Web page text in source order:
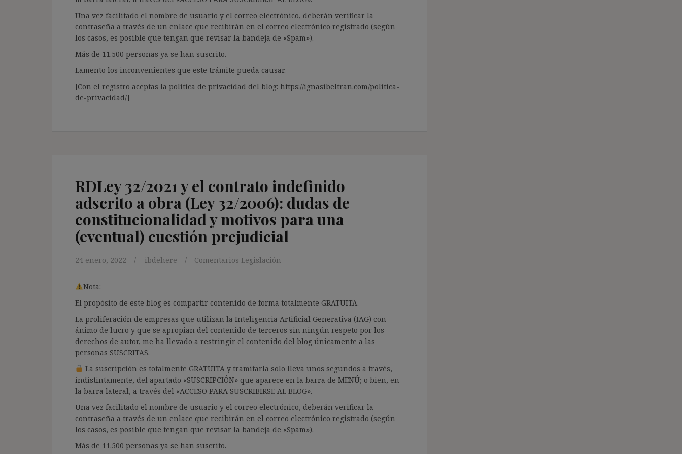
Una vez facilitado el nombre de usuario y el correo electrónico, deberán verificar la
contraseña a través de un enlace que recibirán en el correo electrónico registrado (según
los casos, es posible que tengan que revisar la bandeja de «Spam»).
Más de 11.500 personas ya se han suscrito.
Lamento los inconvenientes que este trámite pueda causar.
[Con el registro aceptas la política de privacidad del blog: https://ignasibeltran.com/politica-
de-privacidad/]
RDLey 32/2021 y el contrato indefinido
adscrito a obra (Ley 32/2006): dudas de
constitucionalidad y motivos para una
(eventual) cuestión prejudicial
24 enero, 2022 ibdehere Comentarios Legislación
Nota:
El propósito de este blog es compartir contenido de forma totalmente GRATUITA.
La proliferación de empresas que utilizan la Inteligencia Artificial Generativa (IAG) con
ánimo de lucro y que se apropian del contenido de terceros sin ningún respeto por los
derechos de autor, me ha llevado a restringir el contenido del blog únicamente a las
personas SUSCRITAS.
La suscripción es totalmente GRATUITA y tramitarla solo lleva unos segundos a través,
indistintamente, del apartado «SUSCRIPCIÓN» que aparece en la barra de MENÚ; o bien, en
la barra lateral, a través del «ACCESO PARA SUSCRIBIRSE AL BLOG».
Una vez facilitado el nombre de usuario y el correo electrónico, deberán verificar la
contraseña a través de un enlace que recibirán en el correo electrónico registrado (según
los casos, es posible que tengan que revisar la bandeja de «Spam»).
Más de 11.500 personas ya se han suscrito.